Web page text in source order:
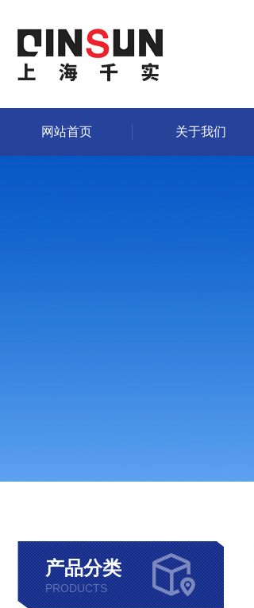
网站首页 关于我们
产品分类
PRODUCTS